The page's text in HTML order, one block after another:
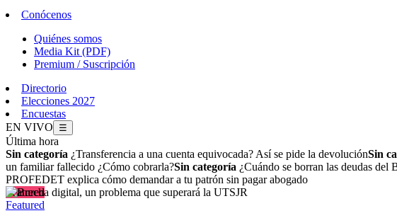
Conócenos
Quiénes somos
Media Kit (PDF)
Premium / Suscripción
Directorio
Elecciones 2027
Encuestas
EN VIVO
☰
Última hora
Sin categoría ¿Transferencia a una cuenta equivocada? Así se pide la devoluciónSin
un familiar fallecido ¿Cómo cobrarla?Sin categoría ¿Cuándo se borran las deudas del
PROFEDET explica cómo demandar a tu patrón sin pagar abogado
Featured
Featured